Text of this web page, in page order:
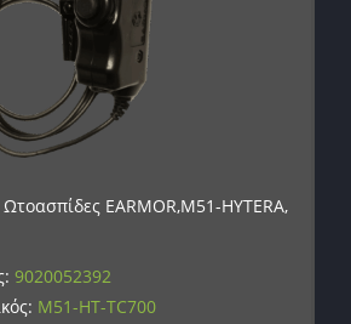
EARMOR,M51-HYTERA,
9020052392
M51-HT-TC700